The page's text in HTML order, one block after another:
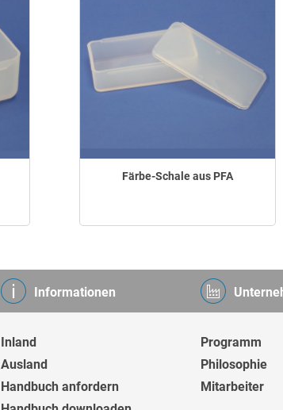
Färbe-Schale aus PFA
Informationen
Inland
Ausland
Handbuch anfordern
Programm
Philosophie
Mitarbeiter